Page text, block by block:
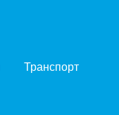
Транспорт